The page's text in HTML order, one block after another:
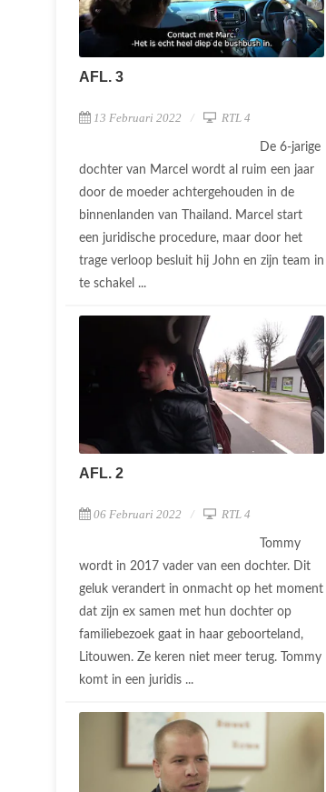
AFL. 3
13 Februari 2022 RTL 4
De 6-jarige
dochter van Marcel wordt al ruim een jaar
door de moeder achtergehouden in de
binnenlanden van Thailand. Marcel start
een juridische procedure, maar door het
trage verloop besluit hij John en zijn team in
te schakel ...
AFL. 2
06 Februari 2022 RTL 4
Tommy
wordt in 2017 vader van een dochter. Dit
geluk verandert in onmacht op het moment
dat zijn ex samen met hun dochter op
familiebezoek gaat in haar geboorteland,
Litouwen. Ze keren niet meer terug. Tommy
komt in een juridis ...